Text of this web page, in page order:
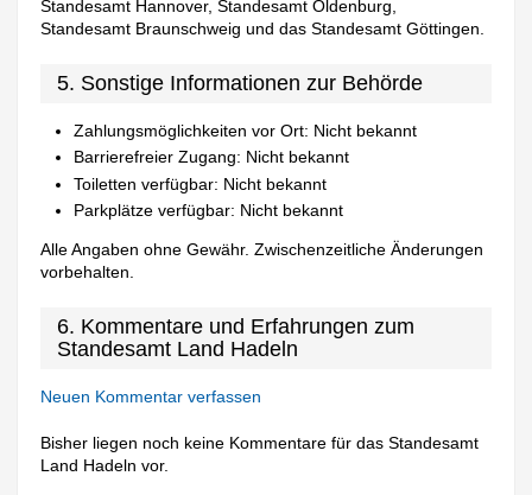
Standesamt Hannover, Standesamt Oldenburg,
Standesamt Braunschweig und das Standesamt Göttingen.
5. Sonstige Informationen zur Behörde
Zahlungsmöglichkeiten vor Ort: Nicht bekannt
Barrierefreier Zugang: Nicht bekannt
Toiletten verfügbar: Nicht bekannt
Parkplätze verfügbar: Nicht bekannt
Alle Angaben ohne Gewähr. Zwischenzeitliche Änderungen
vorbehalten.
6. Kommentare und Erfahrungen zum
Standesamt Land Hadeln
Neuen Kommentar verfassen
Bisher liegen noch keine Kommentare für das Standesamt
Land Hadeln vor.